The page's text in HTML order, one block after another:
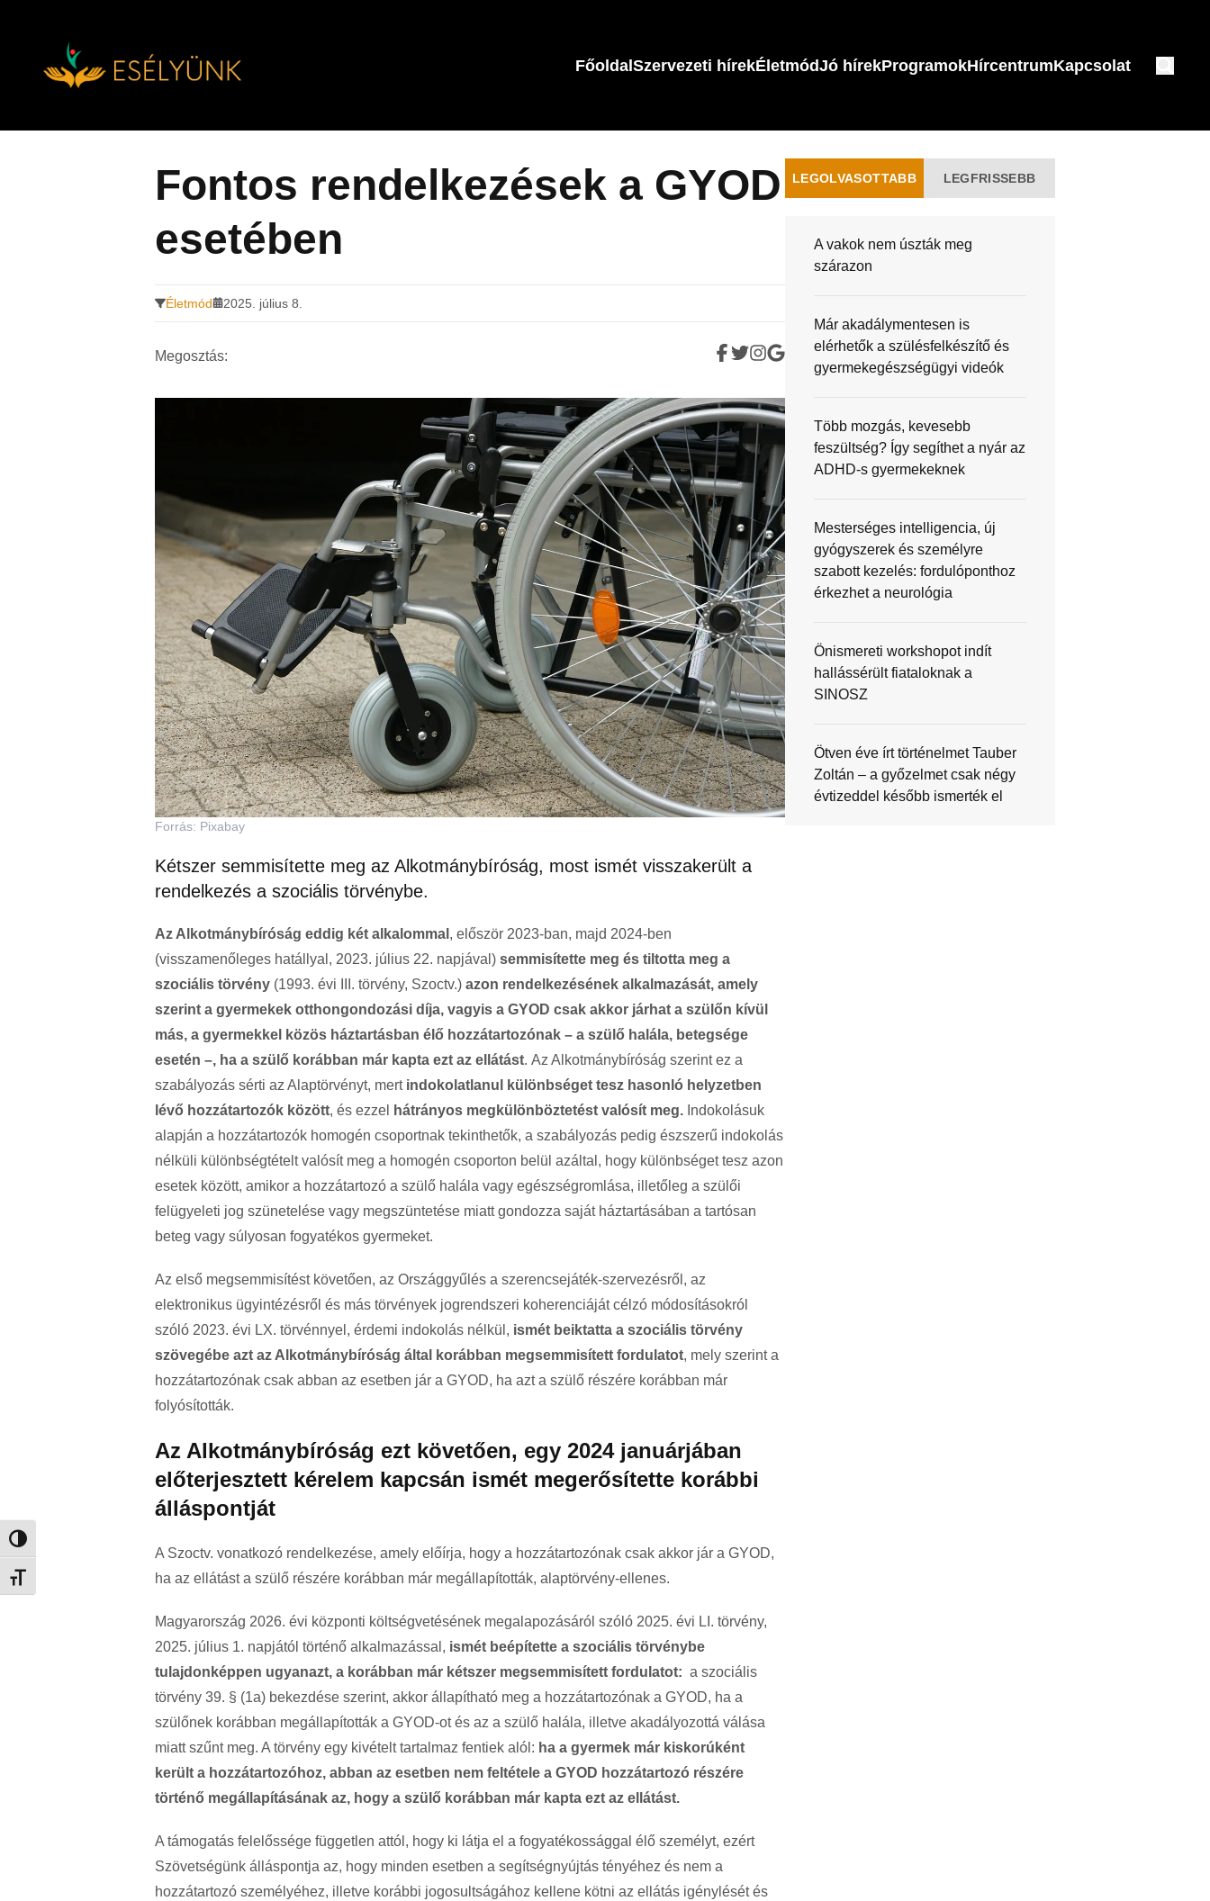
Nagy kontraszt váltása
Betűméret váltása
FőoldalSzervezeti hírekÉletmódJó hírekProgramokHírcentrumKapcsolat
Fontos rendelkezések a GYOD
esetében
Életmód 2025. július 8.
Megosztás:
Forrás: Pixabay
Kétszer semmisítette meg az Alkotmánybíróság, most ismét visszakerült a
rendelkezés a szociális törvénybe.
Az Alkotmánybíróság eddig két alkalommal , először 2023-ban, majd 2024-ben
(visszamenőleges hatállyal, 2023. július 22. napjával) semmisítette meg és tiltotta meg a
szociális törvény (1993. évi III. törvény, Szoctv.) azon rendelkezésének alkalmazását, amely
szerint a gyermekek otthongondozási díja, vagyis a GYOD csak akkor járhat a szülőn kívül
más, a gyermekkel közös háztartásban élő hozzátartozónak – a szülő halála, betegsége
esetén –, ha a szülő korábban már kapta ezt az ellátást. Az Alkotmánybíróság szerint ez a
szabályozás sérti az Alaptörvényt, mert indokolatlanul különbséget tesz hasonló helyzetben
lévő hozzátartozók között, és ezzel hátrányos megkülönböztetést valósít meg. Indokolásuk
alapján a hozzátartozók homogén csoportnak tekinthetők, a szabályozás pedig észszerű indokolás
nélküli különbségtételt valósít meg a homogén csoporton belül azáltal, hogy különbséget tesz azon
esetek között, amikor a hozzátartozó a szülő halála vagy egészségromlása, illetőleg a szülői
felügyeleti jog szünetelése vagy megszüntetése miatt gondozza saját háztartásában a tartósan
beteg vagy súlyosan fogyatékos gyermeket.
Az első megsemmisítést követően, az Országgyűlés a szerencsejáték-szervezésről, az
elektronikus ügyintézésről és más törvények jogrendszeri koherenciáját célzó módosításokról
szóló 2023. évi LX. törvénnyel, érdemi indokolás nélkül, ismét beiktatta a szociális törvény
szövegébe azt az Alkotmánybíróság által korábban megsemmisített fordulatot, mely szerint a
hozzátartozónak csak abban az esetben jár a GYOD, ha azt a szülő részére korábban már
folyósították.
Az Alkotmánybíróság ezt követően, egy 2024 januárjában
előterjesztett kérelem kapcsán ismét megerősítette korábbi
álláspontját
A Szoctv. vonatkozó rendelkezése, amely előírja, hogy a hozzátartozónak csak akkor jár a GYOD,
ha az ellátást a szülő részére korábban már megállapították, alaptörvény-ellenes.
Magyarország 2026. évi központi költségvetésének megalapozásáról szóló 2025. évi LI. törvény,
2025. július 1. napjától történő alkalmazással, ismét beépítette a szociális törvénybe
tulajdonképpen ugyanazt, a korábban már kétszer megsemmisített fordulatot: a szociális
törvény 39. § (1a) bekezdése szerint, akkor állapítható meg a hozzátartozónak a GYOD, ha a
szülőnek korábban megállapították a GYOD-ot és az a szülő halála, illetve akadályozottá válása
miatt szűnt meg. A törvény egy kivételt tartalmaz fentiek alól: ha a gyermek már kiskorúként
került a hozzátartozóhoz, abban az esetben nem feltétele a GYOD hozzátartozó részére
történő megállapításának az, hogy a szülő korábban már kapta ezt az ellátást.
A támogatás felelőssége független attól, hogy ki látja el a fogyatékossággal élő személyt, ezért
Szövetségünk álláspontja az, hogy minden esetben a segítségnyújtás tényéhez és nem a
hozzátartozó személyéhez, illetve korábbi jogosultságához kellene kötni az ellátás igénylését és
LEGOLVASOTTABB LEGFRISSEBB
A vakok nem úszták meg
szárazon
Már akadálymentesen is
elérhetők a szülésfelkészítő és
gyermekegészségügyi videók
Több mozgás, kevesebb
feszültség? Így segíthet a nyár az
ADHD-s gyermekeknek
Mesterséges intelligencia, új
gyógyszerek és személyre
szabott kezelés: fordulóponthoz
érkezhet a neurológia
Önismereti workshopot indít
hallássérült fiataloknak a
SINOSZ
Ötven éve írt történelmet Tauber
Zoltán – a győzelmet csak négy
évtizeddel később ismerték el